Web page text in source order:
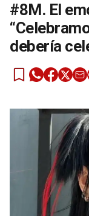
#8M. El
debería